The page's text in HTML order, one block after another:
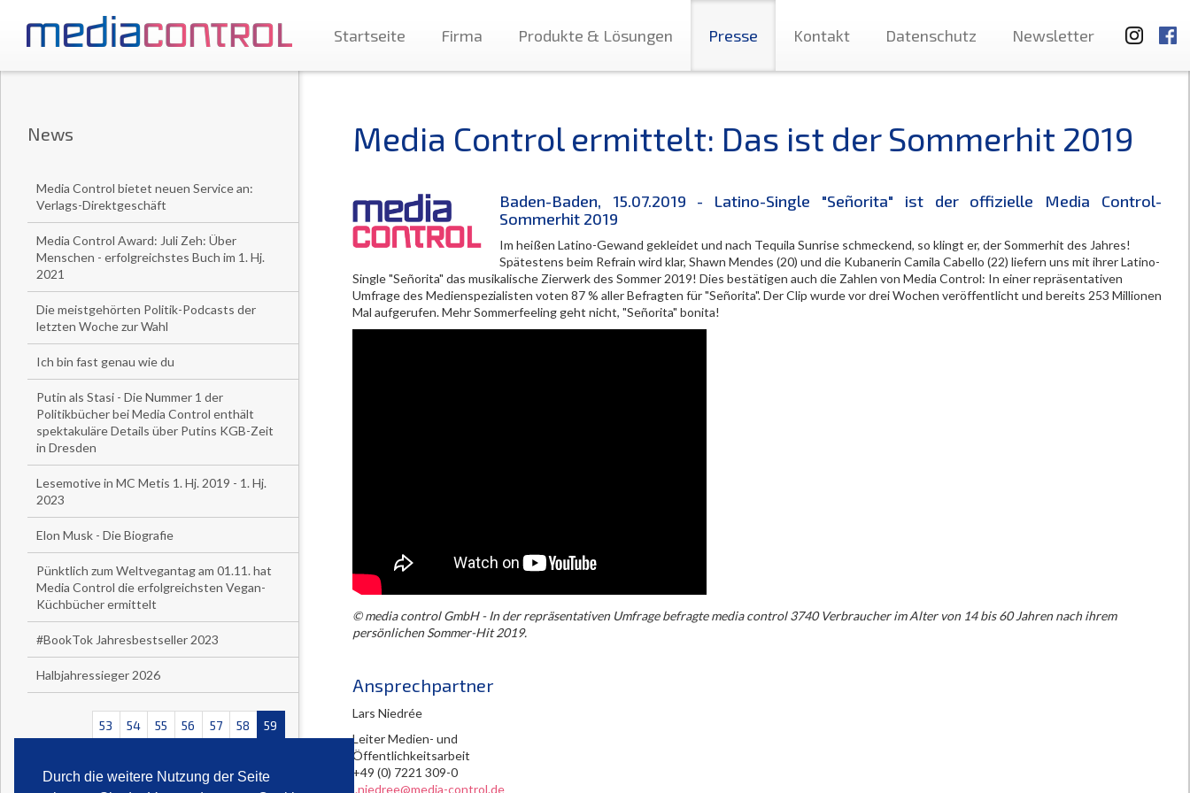
Durch die weitere Nutzung der Seite
Startseite Firma Produkte & Lösungen Presse Kontakt Datenschutz Newsletter
News
Media Control bietet neuen Service an:
Verlags-Direktgeschäft
Media Control Award: Juli Zeh: Über
Menschen - erfolgreichstes Buch im 1. Hj.
2021
Die meistgehörten Politik-Podcasts der
letzten Woche zur Wahl
Ich bin fast genau wie du
Putin als Stasi - Die Nummer 1 der
Politikbücher bei Media Control enthält
spektakuläre Details über Putins KGB-Zeit
in Dresden
Lesemotive in MC Metis 1. Hj. 2019 - 1. Hj.
2023
Elon Musk - Die Biografie
Pünktlich zum Weltvegantag am 01.11. hat
Media Control die erfolgreichsten Vegan-
Küchbücher ermittelt
#BookTok Jahresbestseller 2023
Halbjahressieger 2026
53 54 55 56 57 58 59
Media Control ermittelt: Das ist der Sommerhit 2019
Baden-Baden, 15.07.2019 - Latino-Single "Señorita" ist der offizielle Media Control-
Sommerhit 2019
Im heißen Latino-Gewand gekleidet und nach Tequila Sunrise schmeckend, so klingt er, der Sommerhit des Jahres!
Spätestens beim Refrain wird klar, Shawn Mendes (20) und die Kubanerin Camila Cabello (22) liefern uns mit ihrer Latino-
Single "Señorita" das musikalische Zierwerk des Sommer 2019! Dies bestätigen auch die Zahlen von Media Control: In einer repräsentativen
Umfrage des Medienspezialisten voten 87 % aller Befragten für "Señorita". Der Clip wurde vor drei Wochen veröffentlicht und bereits 253 Millionen
Mal aufgerufen. Mehr Sommerfeeling geht nicht, "Señorita" bonita!
© media control GmbH - In der repräsentativen Umfrage befragte media control 3740 Verbraucher im Alter von 14 bis 60 Jahren nach ihrem
persönlichen Sommer-Hit 2019.
Ansprechpartner
Lars Niedrée
Leiter Medien- und
Öffentlichkeitsarbeit
+49 (0) 7221 309-0
l.niedree@media-control.de